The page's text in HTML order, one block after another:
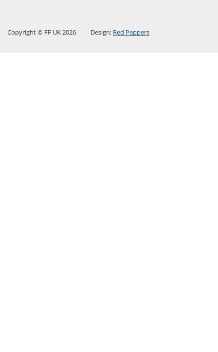
Copyright © FF UK 2026 Design: Red Peppers